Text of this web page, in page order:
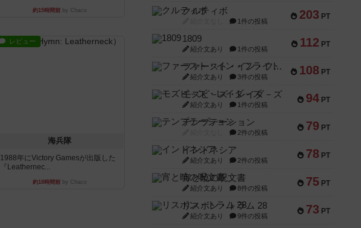
約15時間前by Chaco
レビュー
海兵隊
1988年にVictory Gamesが出版した
『Leathernec...
約18時間前by Chaco
203 PT
クルティボ
1件の投稿
112 PT
1809
紹介文あり 1件の投稿
108 PT
ファースト・イン・フライト
紹介文あり 3件の投稿
94 PT
モズビ－ズ・レイダ－ズ
紹介文あり 1件の投稿
79 PT
テンプテーション
2件の投稿
78 PT
インドネシア
紹介文あり 2件の投稿
75 PT
宵と暁の呪文書
紹介文あり 8件の投稿
73 PT
リスボン・トラム 28
紹介文あり 9件の投稿